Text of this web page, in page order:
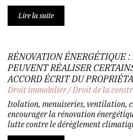
Lire la suite
RÉNOVATION ÉNERGÉTIQUE
PEUVENT RÉALISER
ACCORD ÉCRIT DU
Droit immobilier/Droit de la
Isolation, menuiseries, ventilation,
encourager la rénovation
lutte contre le dérèglement